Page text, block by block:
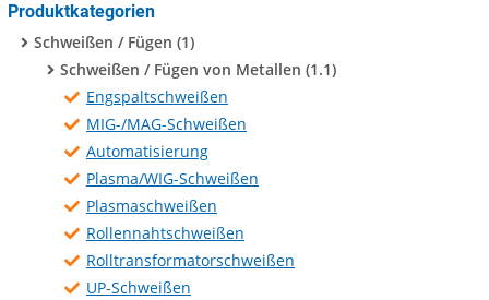
Produktkategorien
Schweißen / Fügen (1)
Schweißen / Fügen von Metallen (1.1)
Engspaltschweißen
MIG-/MAG-Schweißen
Automatisierung
Plasma/WIG-Schweißen
Plasmaschweißen
Rollennahtschweißen
Rolltransformatorschweißen
UP-Schweißen